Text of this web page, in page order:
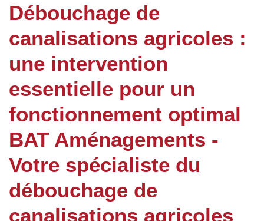
Débouchage de
canalisations agricoles :
une intervention
essentielle pour un
fonctionnement optimal
BAT Aménagements -
Votre spécialiste du
débouchage de
canalisations agricoles